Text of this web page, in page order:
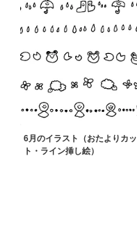
6月のイラスト（おたよりカッ
ト・ライン挿し絵）